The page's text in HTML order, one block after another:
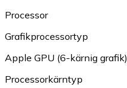
Processor
Grafikprocessortyp
Apple GPU (6-kärnig grafik)
Processorkärntyp